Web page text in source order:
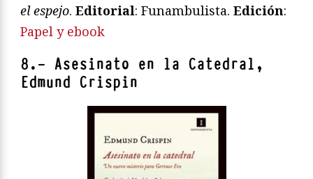
el espejo. Editorial: Funambulista. Edición:
Papel y ebook
8.- Asesinato en la Catedral,
Edmund Crispin